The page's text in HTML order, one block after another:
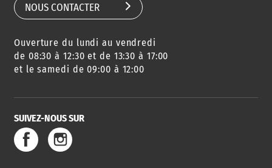
NOUS CONTACTER
Ouverture du lundi au vendredi
de 08:30 à 12:30 et de 13:30 à 17:00
et le samedi de 09:00 à 12:00
SUIVEZ-NOUS SUR